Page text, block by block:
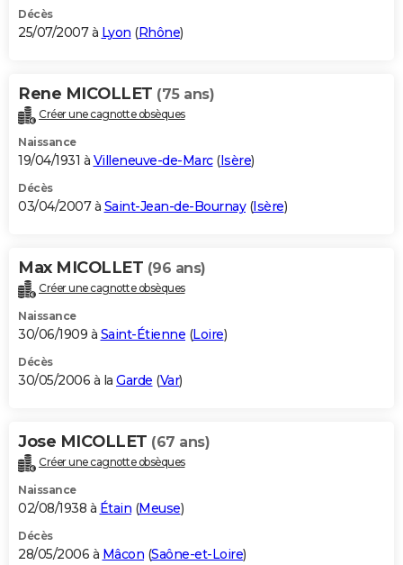
Décès
25/07/2007 à Lyon (Rhône)
Rene MICOLLET (75 ans)
Créer une cagnotte obsèques
Naissance
19/04/1931 à Villeneuve-de-Marc(Isère)
Décès
03/04/2007 à Saint-Jean-de-Bournay(Isère)
Max MICOLLET (96 ans)
Créer une cagnotte obsèques
Naissance
30/06/1909 à Saint-Étienne (Loire)
Décès
30/05/2006 à la Garde (Var)
Jose MICOLLET (67 ans)
Créer une cagnotte obsèques
Naissance
02/08/1938 à Étain (Meuse)
Décès
28/05/2006 à Mâcon (Saône-et-Loire)